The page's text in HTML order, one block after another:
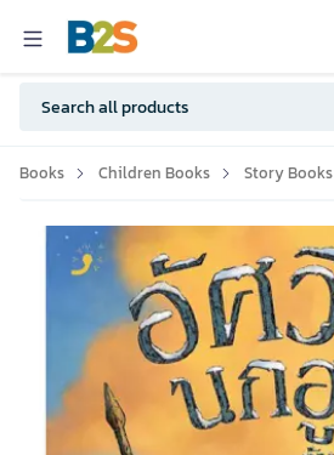
Books Children Books Story Books